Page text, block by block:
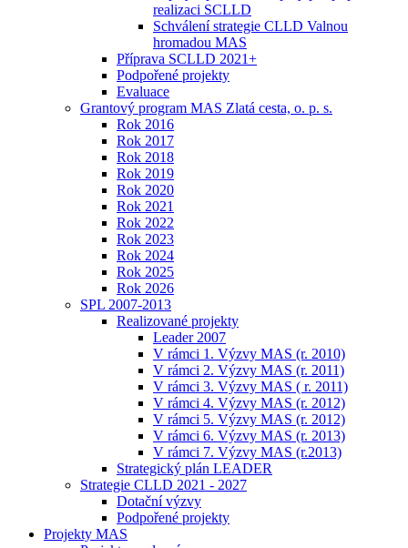
realizaci SCLLD
Schválení strategie CLLD Valnou
hromadou MAS
Příprava SCLLD 2021+
Podpořené projekty
Evaluace
Grantový program MAS Zlatá cesta, o. p. s.
Rok 2016
Rok 2017
Rok 2018
Rok 2019
Rok 2020
Rok 2021
Rok 2022
Rok 2023
Rok 2024
Rok 2025
Rok 2026
SPL 2007-2013
Realizované projekty
Leader 2007
V rámci 1. Výzvy MAS (r. 2010)
V rámci 2. Výzvy MAS (r. 2011)
V rámci 3. Výzvy MAS ( r. 2011)
V rámci 4. Výzvy MAS (r. 2012)
V rámci 5. Výzvy MAS (r. 2012)
V rámci 6. Výzvy MAS (r. 2013)
V rámci 7. Výzvy MAS (r.2013)
Strategický plán LEADER
Strategie CLLD 2021 - 2027
Dotační výzvy
Podpořené projekty
Projekty MAS